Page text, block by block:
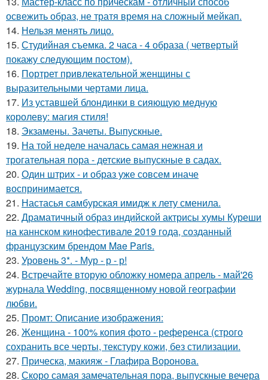
освежить образ, не тратя время на сложный мейкап.
14. Нельзя менять лицо.
15. Студийная съемка. 2 часа - 4 образа ( четвертый
покажу следующим постом).
16. Портрет привлекательной женщины с
выразительными чертами лица.
17. Из уставшей блондинки в сияющую медную
королеву: магия стиля!
18. Экзамены. Зачеты. Выпускные.
19. На той неделе началась самая нежная и
трогательная пора - детские выпускные в садах.
20. Один штрих - и образ уже совсем иначе
воспринимается.
21. Настасья самбурская имидж к лету сменила.
22. Драматичный образ индийской актрисы хумы Куреши
на каннском кинофестивале 2019 года, созданный
французским брендом Mae Paris.
23. Уровень 3*. - Мур - р - р!
24. Встречайте вторую обложку номера апрель - май'26
журнала Wedding, посвященному новой географии
любви.
25. Промт: Описание изображения:
26. Женщина - 100% копия фото - референса (строго
сохранить все черты, текстуру кожи, без стилизации.
27. Прическа, макияж - Глафира Воронова.
28. Скоро самая замечательная пора, выпускные вечера